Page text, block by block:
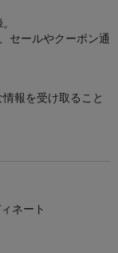
セールやクーポン通
報を受け取ること